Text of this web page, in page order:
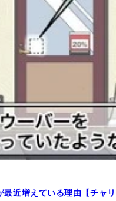
近増えている理由【チャリ